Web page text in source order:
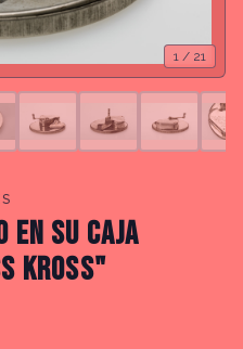
1 / 21
EN SU CAJA
KROSS"